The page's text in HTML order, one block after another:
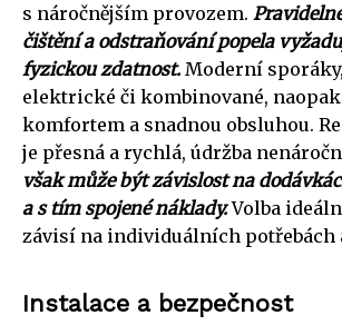
s náročnějším provozem.
čištění a odstraňování popela
fyzickou zdatnost. Moderní
elektrické či kombinované,
komfortem a snadnou obsluhou.
je přesná a rychlá, údržba
však může být závislost na
a s tím spojené náklady.Volba
závisí na individuálních
Instalace a bezpečnost